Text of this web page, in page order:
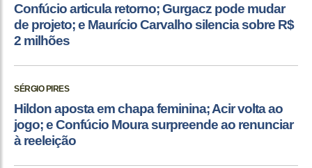
Confúcio articula retorno; Gurgacz pode mudar
de projeto; e Maurício Carvalho silencia sobre R$
2 milhões
SÉRGIO PIRES
Hildon aposta em chapa feminina; Acir volta ao
jogo; e Confúcio Moura surpreende ao renunciar
à reeleição